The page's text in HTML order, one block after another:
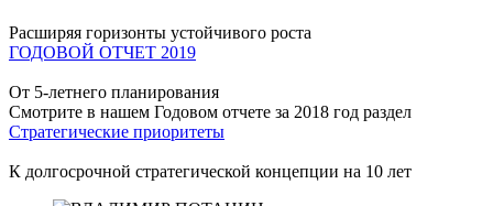
Расширяя горизонты устойчивого роста
ГОДОВОЙ ОТЧЕТ 2019
От 5-летнего планирования
Смотрите в нашем Годовом отчете за 2018 год раздел
Стратегические приоритеты
К долгосрочной стратегической концепции на 10 лет